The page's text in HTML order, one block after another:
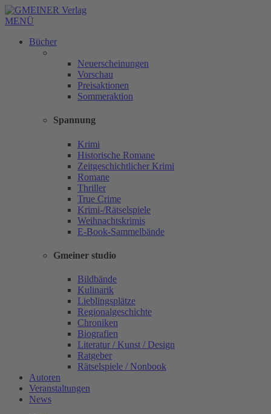
MENÜ
Bücher
Neuerscheinungen
Vorschau
Preisaktionen
Sommeraktion
Spannung
Krimi
Historische Romane
Zeitgeschichtlicher Krimi
Romane
Thriller
True Crime
Krimi-/Rätselspiele
Weihnachtskrimis
E-Book-Sammelbände
Gmeiner studio
Bildbände
Kulinarik
Lieblingsplätze
Regionalgeschichte
Chroniken
Biografien
Literatur / Kunst / Design
Ratgeber
Rätselspiele / Nonbook
Autoren
Veranstaltungen
News